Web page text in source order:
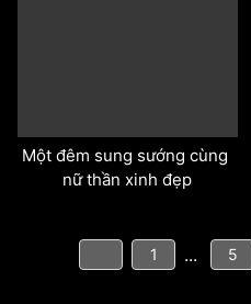
Một đêm sung sướng cùng
nữ thần xinh đẹp
1 ... 5